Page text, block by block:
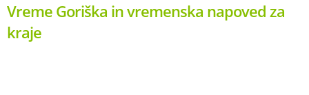
Vreme Goriška in vremenska napoved za
kraje